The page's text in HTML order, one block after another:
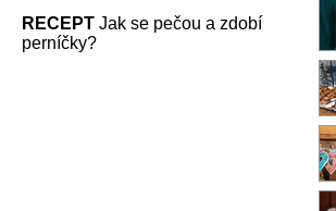
RECEPT Jak se pečou a zdobí
perníčky?